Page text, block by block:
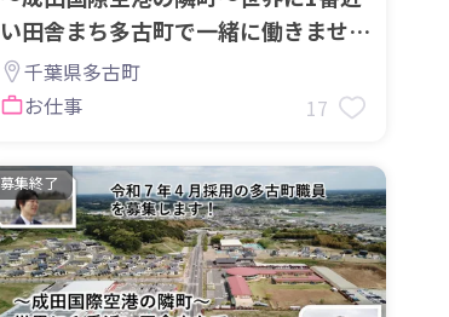
い田舎まち多古町で一緒に働きません
か？千葉県多古町
お仕事
17
募集終了